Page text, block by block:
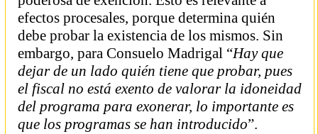
efectos procesales, porque determina quién
debe probar la existencia de los mismos. Sin
embargo, para Consuelo Madrigal “Hay que
dejar de un lado quién tiene que probar, pues
el fiscal no está exento de valorar la idoneidad
del programa para exonerar, lo importante es
que los programas se han introducido”.